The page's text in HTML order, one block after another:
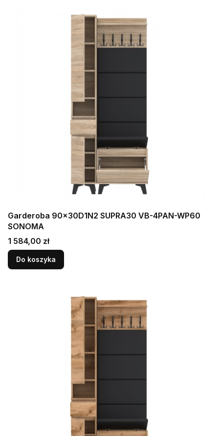
Garderoba 90x30D1N2 SUPRA30 VB-4PAN-WP60
SONOMA
Cena
1 584,00 zł
Do koszyka